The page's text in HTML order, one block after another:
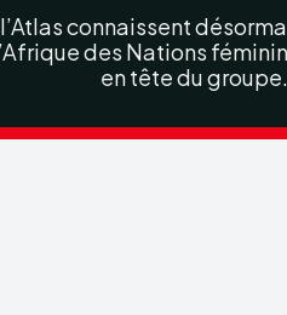
connaissent
des Nations
en tête du